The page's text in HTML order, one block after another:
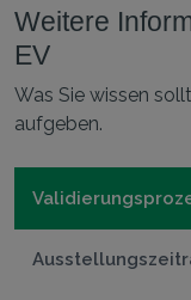
Weitere
EV
Was Sie wissen
aufgeben.